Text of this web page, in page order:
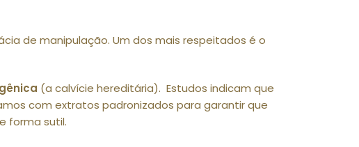
de manipulação. Um dos mais respeitados é o
(a calvície hereditária). Estudos indicam que
com extratos padronizados para garantir que
forma sutil.